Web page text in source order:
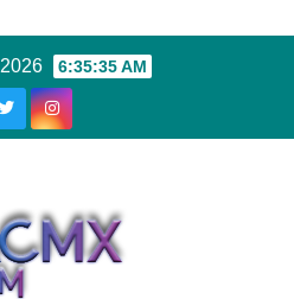
6:35:36 AM